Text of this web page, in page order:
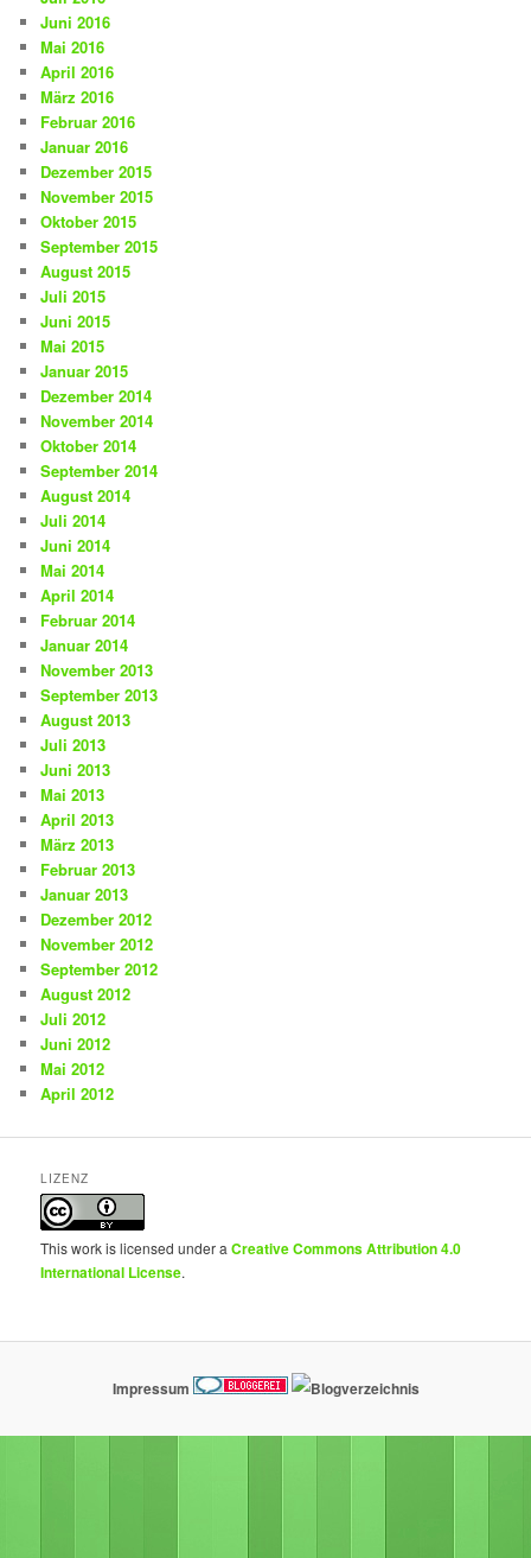
Juni 2016
Mai 2016
April 2016
März 2016
Februar 2016
Januar 2016
Dezember 2015
November 2015
Oktober 2015
September 2015
August 2015
Juli 2015
Juni 2015
Mai 2015
Januar 2015
Dezember 2014
November 2014
Oktober 2014
September 2014
August 2014
Juli 2014
Juni 2014
Mai 2014
April 2014
Februar 2014
Januar 2014
November 2013
September 2013
August 2013
Juli 2013
Juni 2013
Mai 2013
April 2013
März 2013
Februar 2013
Januar 2013
Dezember 2012
November 2012
September 2012
August 2012
Juli 2012
Juni 2012
Mai 2012
April 2012
LIZENZ
This work is licensed under aCreative Commons Attribution 4.0
International License.
Impressum